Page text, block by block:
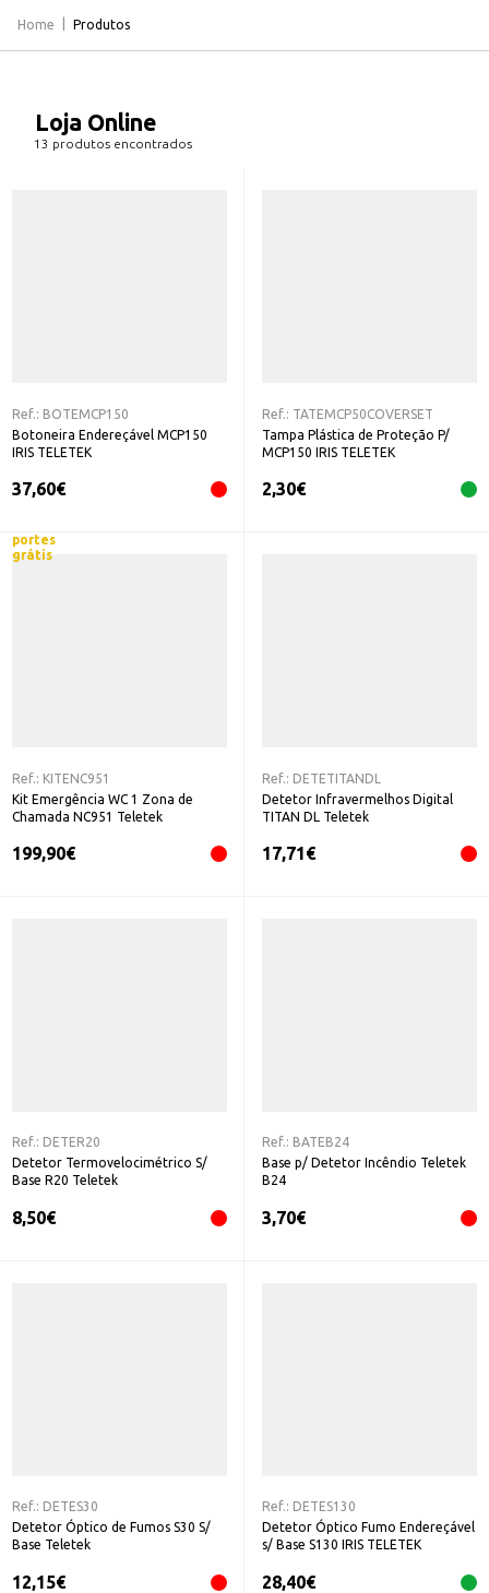
Home Produtos
Loja Online
13 produtos encontrados
Ref.: BOTEMCP150
Botoneira Endereçável MCP150
IRIS TELETEK
37,60€
Ref.: TATEMCP50COVERSET
Tampa Plástica de Proteção P/
MCP150 IRIS TELETEK
2,30€
portes
grátis
Ref.: KITENC951
Kit Emergência WC 1 Zona de
Chamada NC951 Teletek
199,90€
Ref.: DETETITANDL
Detetor Infravermelhos Digital
TITAN DL Teletek
17,71€
Ref.: DETER20
Detetor Termovelocimétrico S/
Base R20 Teletek
8,50€
Ref.: BATEB24
Base p/ Detetor Incêndio Teletek
B24
3,70€
Ref.: DETES30
Detetor Óptico de Fumos S30 S/
Base Teletek
12,15€
Ref.: DETES130
Detetor Óptico Fumo Endereçável
s/ Base S130 IRIS TELETEK
28,40€